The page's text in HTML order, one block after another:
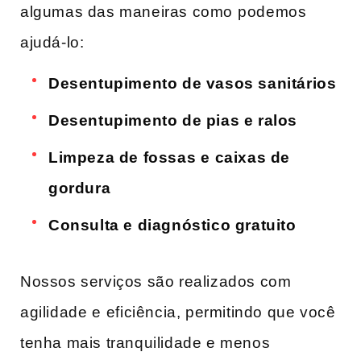
algumas das‌ maneiras como⁤ podemos
ajudá-lo:
Desentupimento de vasos sanitários
Desentupimento ​de pias e ralos
Limpeza de fossas e⁣ caixas de
gordura
Consulta e diagnóstico gratuito
Nossos serviços‍ são realizados com ​
agilidade e ⁣eficiência, permitindo que você‌
tenha mais tranquilidade e menos